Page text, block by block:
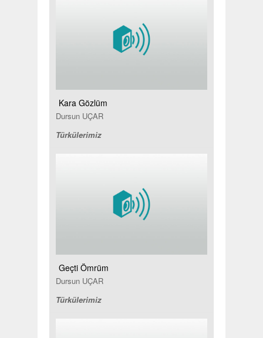
Kara Gözlüm
Dursun UÇAR
Türkülerimiz
Geçti Ömrüm
Dursun UÇAR
Türkülerimiz